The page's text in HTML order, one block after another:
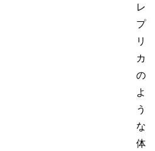
レ
プ
リ
カ
の
よ
う
な
体